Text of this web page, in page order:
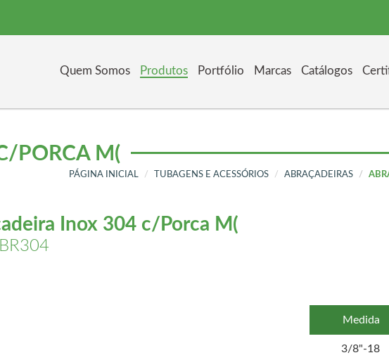
Quem Somos Produtos Portfólio Marcas Catálogos
PORCA M(
PÁGINA INICIAL TUBAGENS E ACESSÓRIOS ABRAÇADEIRAS
Inox 304 c/Porca M(
Medida
3/8"-18